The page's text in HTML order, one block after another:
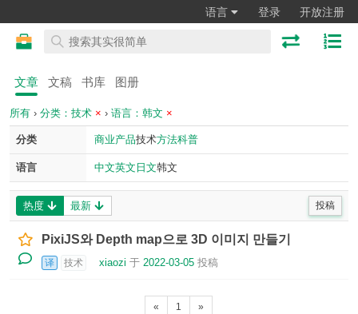
语言 登录 开放注册
文章 文稿 书库 图册
所有 › 分类：技术 × › 语言：韩文 ×
分类 商业产品技术方法科普
语言 中文英文 日文韩文
热度 最新 投稿
PixiJS와 Depth map으로 3D 이미지 만들기
译 技术 xiaozi 于 2022-03-05 投稿
« 1 »